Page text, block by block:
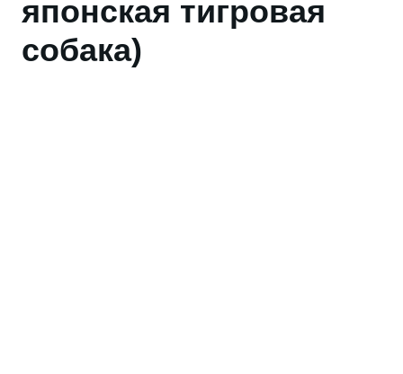
японская тигровая
собака)